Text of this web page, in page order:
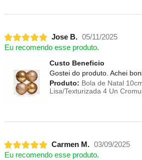
Jose B. 05/11/2025
Eu recomendo esse produto.
Custo Beneficio
Gostei do produto. Achei
Produto: Bola de Natal
Lisa/Texturizada 4 Un
Carmen M. 03/09/2025
Eu recomendo esse produto.